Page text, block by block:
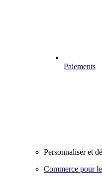
Paiements
Personnaliser et
Commerce pour